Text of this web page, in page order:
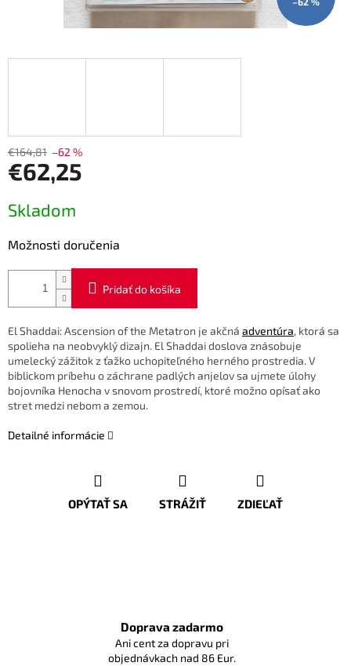
€164,81 –62 %
€62,25
cena:
Skladom
Možnosti doručenia
Pridať do košíka
El Shaddai: Ascension of the Metatron je akčná adventúra, ktorá sa
spolieha na neobvyklý dizajn. El Shaddai doslova znásobuje
umelecký zážitok z ťažko uchopiteľného herného prostredia. V
biblickom príbehu o záchrane padlých anjelov sa ujmete úlohy
bojovníka Henocha v snovom prostredí, ktoré možno opísať ako
stret medzi nebom a zemou.
Detailné informácie
OPÝTAŤ SA STRÁŽIŤ ZDIEĽAŤ
Doprava zadarmo
Ani cent za dopravu pri
objednávkach nad 86 Eur.